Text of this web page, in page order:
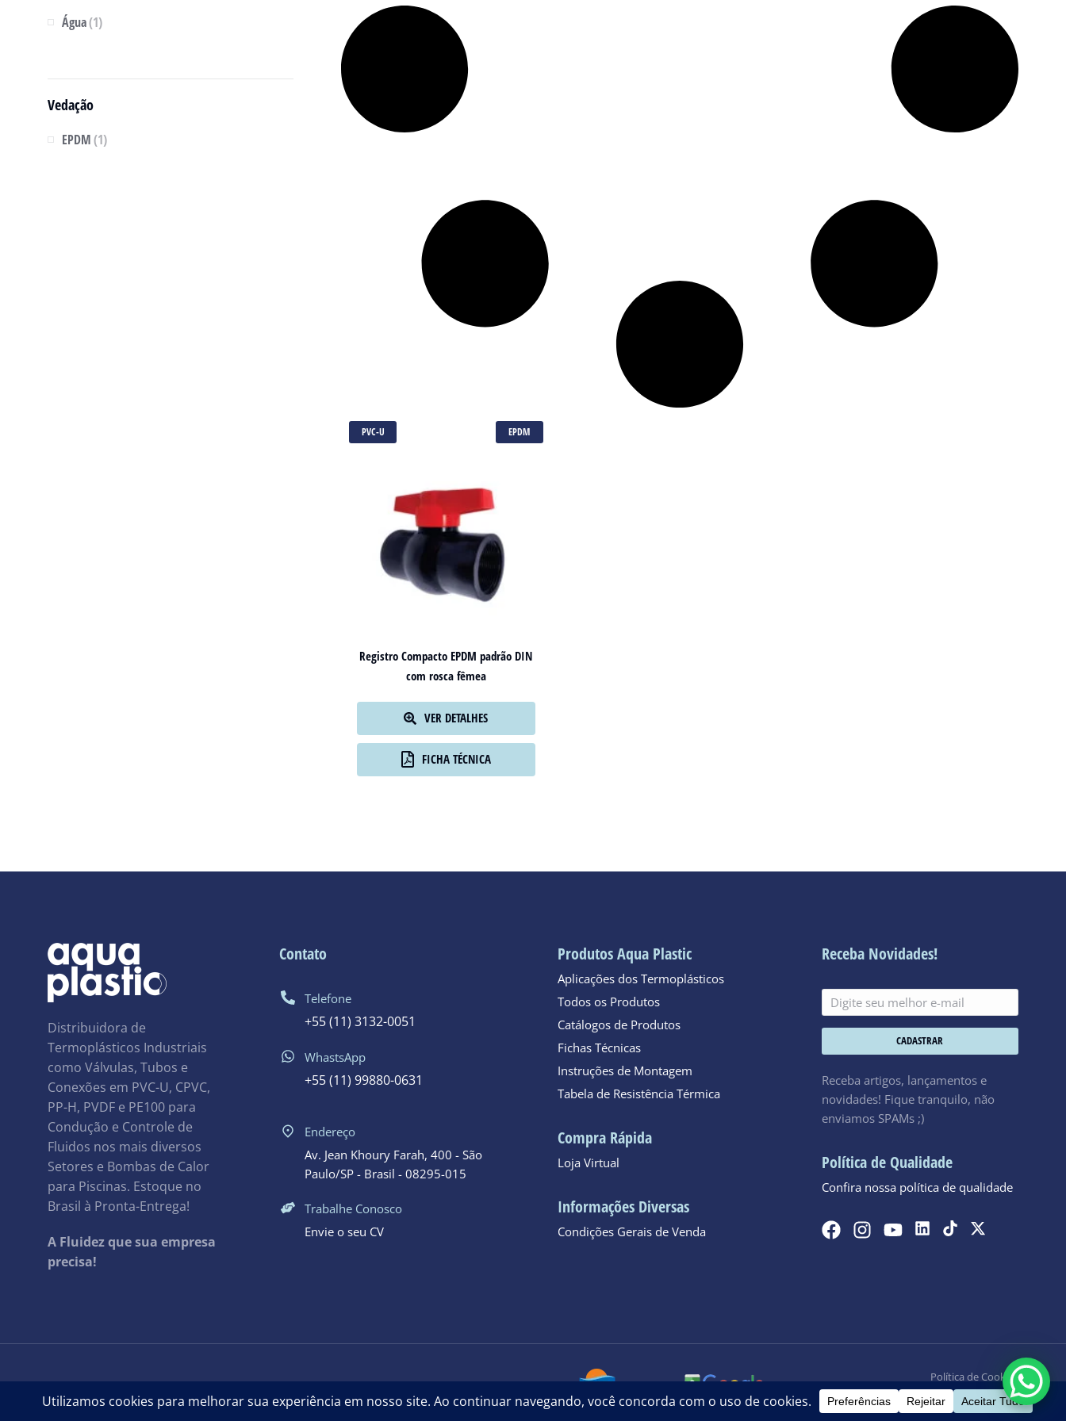
Água(1)
Vedação
EPDM(1)
PVC-U EPDM
Registro Compacto EPDM padrão DIN
com rosca fêmea
VER DETALHES
FICHA TÉCNICA
Distribuidora de
Termoplásticos Industriais
como Válvulas, Tubos e
Conexões em PVC-U, CPVC,
PP-H, PVDF e PE100 para
Condução e Controle de
Fluidos nos mais diversos
Setores e Bombas de Calor
para Piscinas. Estoque no
Brasil à Pronta-Entrega!
A Fluidez que sua empresa
precisa!
Contato
Telefone
+55 (11) 3132-0051
WhastsApp
+55 (11) 99880-0631
Endereço
Av. Jean Khoury Farah, 400 - São
Paulo/SP - Brasil - 08295-015
Trabalhe Conosco
Envie o seu CV
Produtos Aqua Plastic
Aplicações dos Termoplásticos
Todos os Produtos
Catálogos de Produtos
Fichas Técnicas
Instruções de Montagem
Tabela de Resistência Térmica
Compra Rápida
Loja Virtual
Informações Diversas
Condições Gerais de Venda
Receba Novidades!
CADASTRAR
Receba artigos, lançamentos e
novidades! Fique tranquilo, não
enviamos SPAMs ;)
Política de Qualidade
Confira nossa política de qualidade
Aqua Plastic Brasil Import. Export. Ltda. – CNPJ: 33.044.909/0001-09 © 2024
Política de Cookies
Política de Privacidade